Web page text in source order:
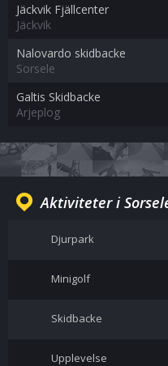
Jäckvik Fjällcenter
Jäckvik
Nalovardo skidbacke
Sorsele
Galtis Skidbacke
Arjeplog
Aktiviteter i
Djurpark
Minigolf
Skidbacke
Upplevelse